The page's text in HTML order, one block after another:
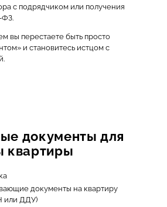
с подрядчиком или получения
ФЗ.
вы перестаете быть просто
и становитесь истцом с
документы для
квартиры
документы на квартиру
или ДДУ)